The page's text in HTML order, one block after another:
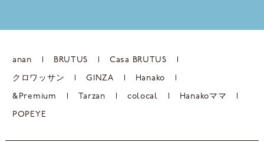
anan BRUTUS Casa BRUTUS
クロワッサン GINZA Hanako
&Premium Tarzan colocal Hanakoママ
POPEYE